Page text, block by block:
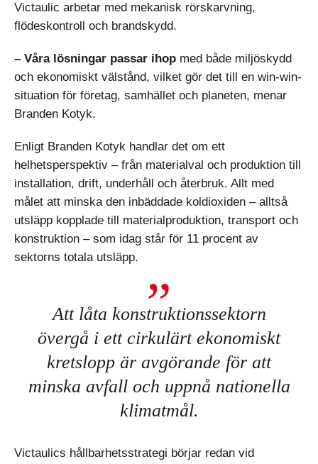
Victaulic arbetar med mekanisk rörskarvning,
flödeskontroll och brandskydd.
– Våra lösningar passar ihop med både miljöskydd
och ekonomiskt välstånd, vilket gör det till en win-win-
situation för företag, samhället och planeten, menar
Branden Kotyk.
Enligt Branden Kotyk handlar det om ett
helhetsperspektiv – från materialval och produktion till
installation, drift, underhåll och återbruk. Allt med
målet att minska den inbäddade koldioxiden – alltså
utsläpp kopplade till materialproduktion, transport och
konstruktion – som idag står för 11 procent av
sektorns totala utsläpp.
Att låta konstruktionssektorn
övergå i ett cirkulärt ekonomiskt
kretslopp är avgörande för att
minska avfall och uppnå nationella
klimatmål.
Victaulics hållbarhetsstrategi börjar redan vid